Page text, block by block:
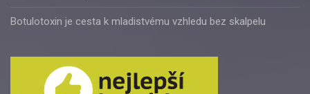
Botulotoxin je cesta k mladistvému vzhledu bez skalpelu